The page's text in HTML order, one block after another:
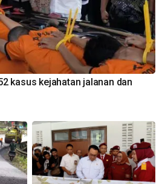
kasus kejahatan jalanan dan